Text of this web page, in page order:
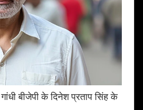
बीजेपी के दिनेश प्रताप सिंह के